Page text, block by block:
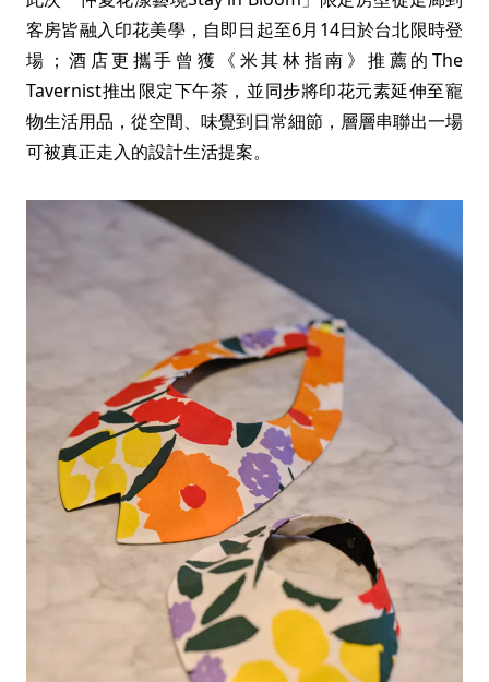
客房皆融入印花美學，自即日起至6月14日於台北限時登
場；酒店更攜手曾獲《米其林指南》推薦的The
Tavernist推出限定下午茶，並同步將印花元素延伸至寵
物生活用品，從空間、味覺到日常細節，層層串聯出一場
可被真正走入的設計生活提案。